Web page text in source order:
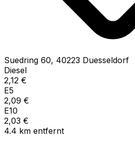
Suedring 60, 40223 Duesseldorf
Diesel
2,12 €
E5
2,09 €
E10
2,03 €
4.4 km entfernt